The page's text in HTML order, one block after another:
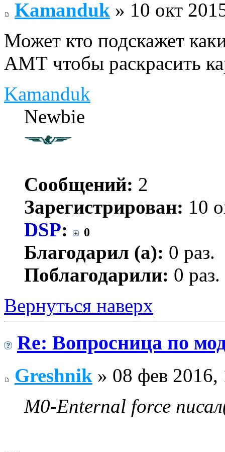
Kamanduk » 10 окт
Может кто подскажет
АМТ чтобы раскрасить
Kamanduk
Newbie
Сообщений: 2
Зарегистрирован: 10
DSP: 0
Благодарил (а): 0 раз.
Поблагодарили: 0 раз.
Вернуться наверх
Re: Вопросница по
Greshnik » 08 фев 2016,
M0-Enternal force